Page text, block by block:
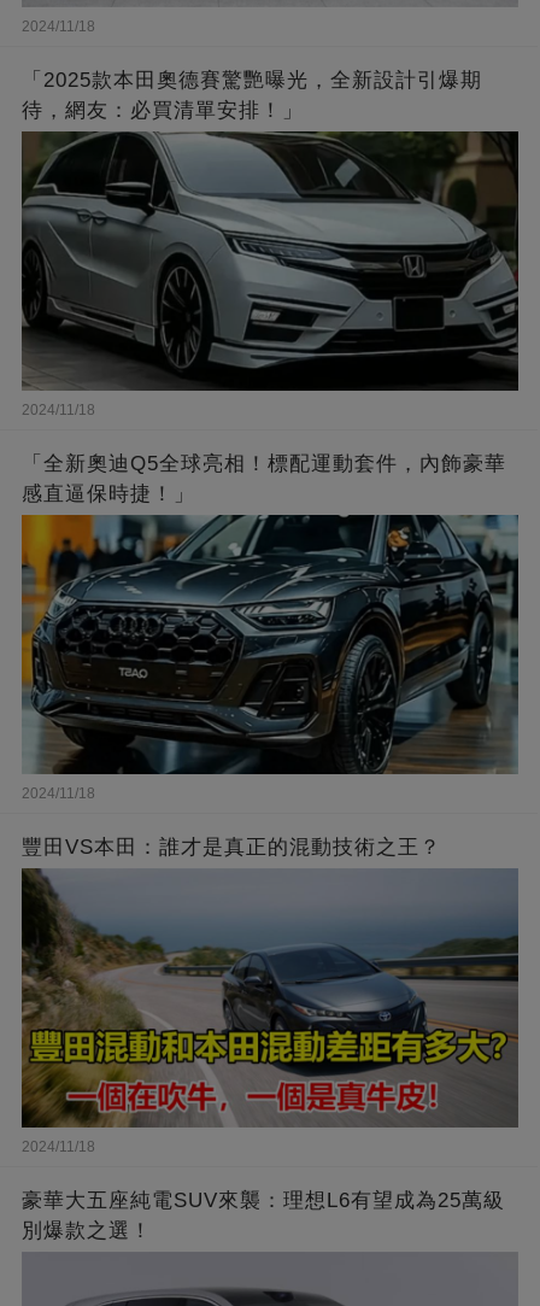
2024/11/18
「2025款本田奧德賽驚艷曝光，全新設計引爆期
待，網友：必買清單安排！」
2024/11/18
「全新奧迪Q5全球亮相！標配運動套件，內飾豪華
感直逼保時捷！」
2024/11/18
豐田VS本田：誰才是真正的混動技術之王？
2024/11/18
豪華大五座純電SUV來襲：理想L6有望成為25萬級
別爆款之選！